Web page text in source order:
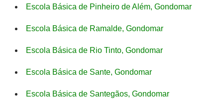
Escola Básica de Pinheiro de Além, Gondomar
Escola Básica de Ramalde, Gondomar
Escola Básica de Rio Tinto, Gondomar
Escola Básica de Sante, Gondomar
Escola Básica de Santegãos, Gondomar